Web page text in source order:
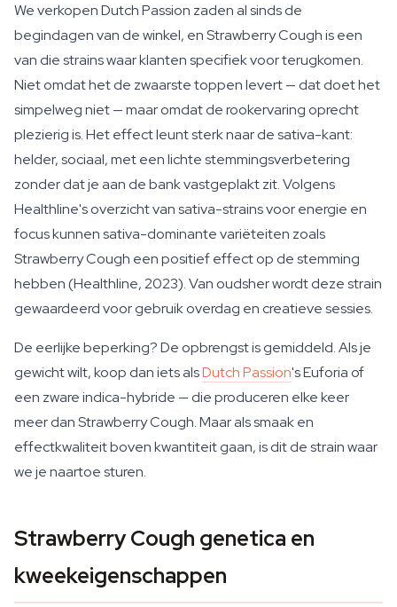
We verkopen Dutch Passion zaden al sinds de
begindagen van de winkel, en Strawberry Cough is een
van die strains waar klanten specifiek voor terugkomen.
Niet omdat het de zwaarste toppen levert — dat doet het
simpelweg niet — maar omdat de rookervaring oprecht
plezierig is. Het effect leunt sterk naar de sativa-kant:
helder, sociaal, met een lichte stemmingsverbetering
zonder dat je aan de bank vastgeplakt zit. Volgens
Healthline's overzicht van sativa-strains voor energie en
focus kunnen sativa-dominante variëteiten zoals
Strawberry Cough een positief effect op de stemming
hebben (Healthline, 2023). Van oudsher wordt deze strain
gewaardeerd voor gebruik overdag en creatieve sessies.
De eerlijke beperking? De opbrengst is gemiddeld. Als je
gewicht wilt, koop dan iets alsDutch Passion's Euforia of
een zware indica-hybride — die produceren elke keer
meer dan Strawberry Cough. Maar als smaak en
effectkwaliteit boven kwantiteit gaan, is dit de strain waar
we je naartoe sturen.
Strawberry Cough genetica en
kweekeigenschappen